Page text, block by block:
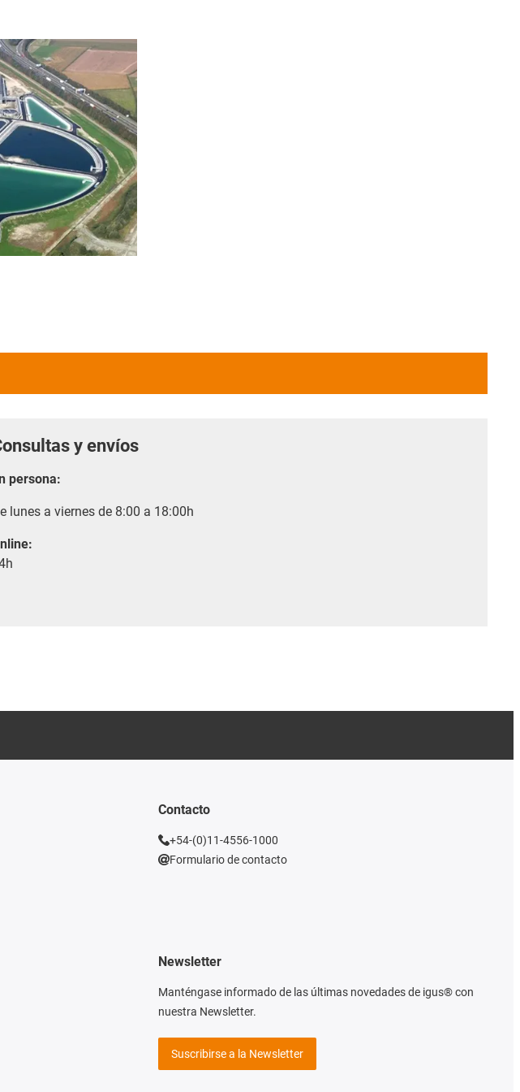
y envíos
persona:
lunes a viernes de 8:00 a 18:00h
Contacto
+54-(0)11-4556-1000
Formulario de contacto
Newsletter
Manténgase informado de las últimas novedades de igus® con
nuestra Newsletter.
Suscribirse a la Newsletter